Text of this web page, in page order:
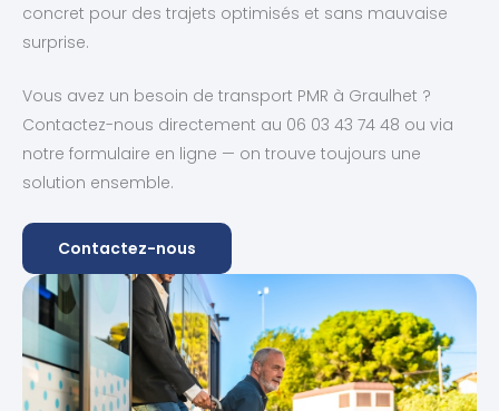
concret pour des trajets optimisés et sans mauvaise
surprise.
Vous avez un besoin de transport PMR à Graulhet ?
Contactez-nous directement au 06 03 43 74 48 ou via
notre formulaire en ligne — on trouve toujours une
solution ensemble.
Contactez-nous